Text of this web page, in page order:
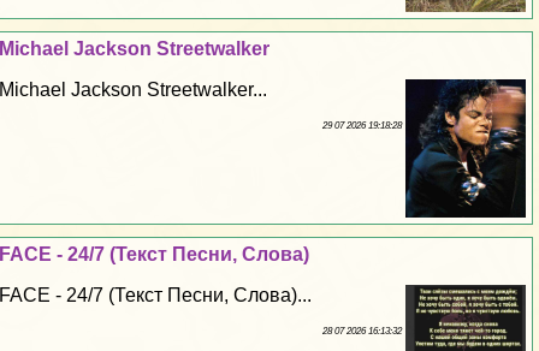
Michael Jackson Streetwalker
Michael Jackson Streetwalker...
29 07 2026 19:18:28
FACE - 24/7 (Текст Песни, Слова)
FACE - 24/7 (Текст Песни, Слова)...
28 07 2026 16:13:32